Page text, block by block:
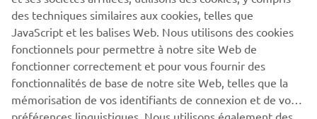
EN SAVOIR PLUS
des techniques similaires aux cookies, telles que
JavaScript et les balises Web. Nous utilisons des cookies
fonctionnels pour permettre à notre site Web de
fonctionner correctement et pour vous fournir des
fonctionnalités de base de notre site Web, telles que la
mémorisation de vos identifiants de connexion et de vos
préférences linguistiques. Nous utilisons également des